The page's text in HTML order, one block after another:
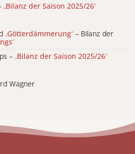
„Bilanz der Saison 2025/26“
„Götterdämmerung“ – Bilanz der
“
– „Bilanz der Saison 2025/26“
Wagner